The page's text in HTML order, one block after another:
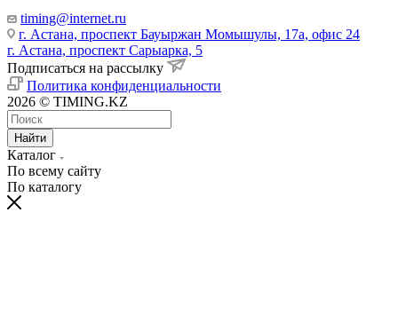
timing@internet.ru
г. Астана, проспект Бауыржан Момышулы, 17а, офис 24
г. Астана, проспект Сарыарка, 5
Подписаться на рассылку
Политика конфиденциальности
2026 © TIMING.KZ
Найти
Каталог
По всему сайту
По каталогу